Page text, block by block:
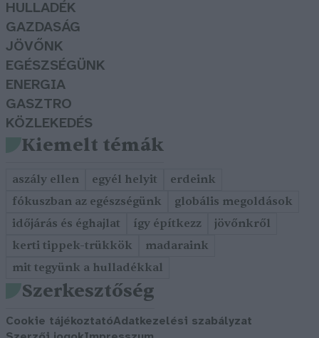
HULLADÉK
GAZDASÁG
JÖVŐNK
EGÉSZSÉGÜNK
ENERGIA
GASZTRO
KÖZLEKEDÉS
Kiemelt témák
aszály ellen egyél helyit
erdeink
fókuszban az egészségünk
globális megoldások
időjárás és éghajlat
így építkezz
jövőnkről
kerti tippek-trükkök
madaraink
mit tegyünk a hulladékkal
Szerkesztőség
Cookie tájékoztatóAdatkezelési szabályzat